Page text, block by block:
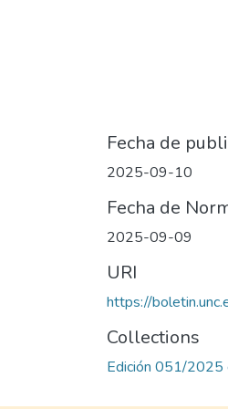
Fecha de
2025-09-10
Fecha de
2025-09-09
URI
https://
Collections
Edición 051/